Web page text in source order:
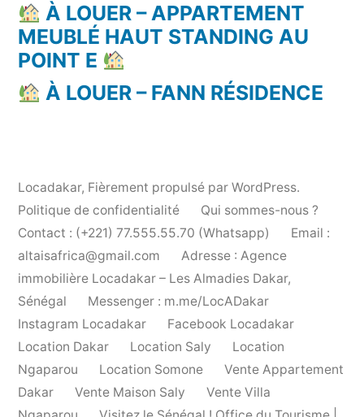
À LOUER – APPARTEMENT
MEUBLÉ HAUT STANDING AU
POINT E
À LOUER – FANN RÉSIDENCE
Locadakar, Fièrement propulsé par WordPress.
Politique de confidentialité
Qui sommes-nous ?
Contact : (+221) 77.555.55.70 (Whatsapp)
Email :
altaisafrica@gmail.com
Adresse : Agence
immobilière Locadakar – Les Almadies Dakar,
Sénégal
Messenger : m.me/LocADakar
Instagram Locadakar
Facebook Locadakar
Location Dakar
Location Saly
Location
Ngaparou
Location Somone
Vente Appartement
Dakar
Vente Maison Saly
Vente Villa